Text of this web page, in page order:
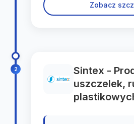
Zobacz
2
Sintex -
uszczelek,